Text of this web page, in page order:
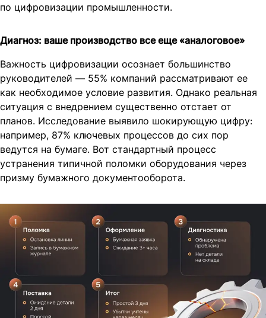
по цифровизации промышленности.
Диагноз: ваше производство все еще «аналоговое»
Важность цифровизации осознает большинство
руководителей — 55% компаний рассматривают ее
как необходимое условие развития. Однако реальная
ситуация с внедрением существенно отстает от
планов. Исследование выявило шокирующую цифру:
например, 87% ключевых процессов до сих пор
ведутся на бумаге. Вот стандартный процесс
устранения типичной поломки оборудования через
призму бумажного документооборота.